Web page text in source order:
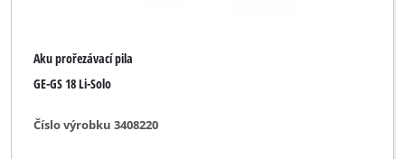
Aku prořezávací pila
GE-GS 18 Li-Solo
Číslo výrobku 3408220